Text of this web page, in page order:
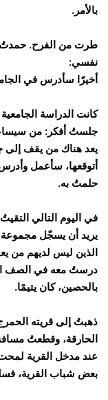
بالأمر.
طرت من الفرح. حمدتُ
نفسي:
أخيرًا سأدرس في
كانت الدراسة
جلستُ أفكر: من
يعد هناك من يقف إلى
أتوقعها، سأعمل
حلمتُ به.
في اليوم التالي
يريد أن يسجّل مجموعة
الذين ليس لديهم من
درستُ معه في الصف
بالحصين، كان يتيمًا.
ذهبتُ إلى قريته
الحارقة، وقطعتُ
عند مدخل القرية
بعض شباب القرية،